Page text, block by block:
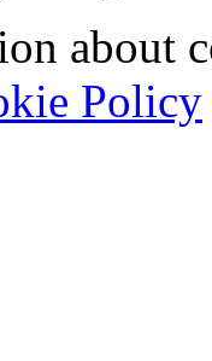
about
Policy